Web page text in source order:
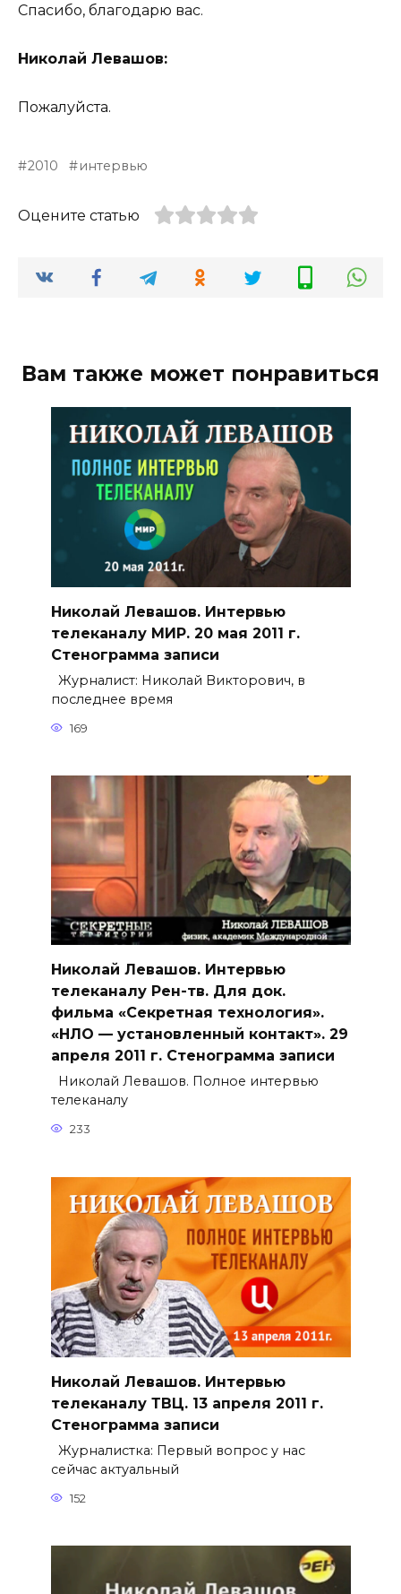
Спасибо, благодарю вас.
Николай Левашов:
Пожалуйста.
2010 интервью
Оцените статью
Вам также может понравиться
Николай Левашов. Интервью
телеканалу МИР. 20 мая 2011 г.
Стенограмма записи
Журналист: Николай Викторович, в
последнее время
169
Николай Левашов. Интервью
телеканалу Рен-тв. Для док.
фильма «Секретная технология».
«НЛО — установленный контакт». 29
апреля 2011 г. Стенограмма записи
Николай Левашов. Полное интервью
телеканалу
233
Николай Левашов. Интервью
телеканалу ТВЦ. 13 апреля 2011 г.
Стенограмма записи
Журналистка: Первый вопрос у нас
сейчас актуальный
152